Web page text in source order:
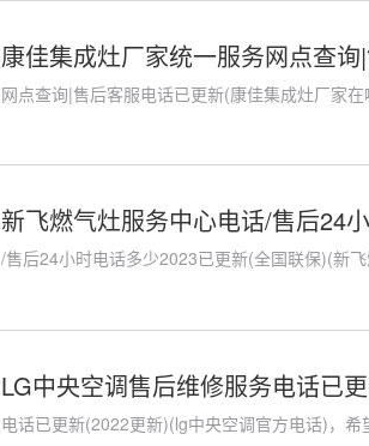
康佳集成灶厂家统一服务网点查
网点查询|售后客服电话已更新(康佳集成灶厂家
新飞燃气灶服务中心电话/售后24
/售后24小时电话多少2023已更新(全国联保)(新
LG中央空调售后维修服务电话已
电话已更新(2022更新)(lg中央空调官方电话)，